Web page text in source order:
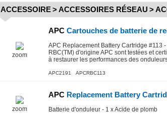
ACCESSOIRE>ACCESSOIRES RÉSEAU >
zoom
APC Cartouches de batterie de
APC Replacement Battery Cartridge #113
RBC(TM) d'origine APC sont testées et
à restaurer les performances des
APC2191 APCRBC113
zoom
APC Replacement Battery
Batterie d'onduleur - 1 x Acide de plomb